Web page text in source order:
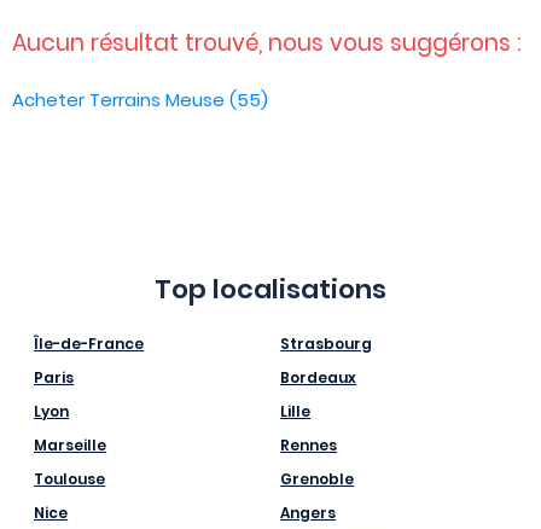
Aucun résultat trouvé, nous vous suggérons :
Acheter Terrains Meuse (55)
Top localisations
Île-de-France
Paris
Lyon
Marseille
Toulouse
Nice
Strasbourg
Bordeaux
Lille
Rennes
Grenoble
Angers